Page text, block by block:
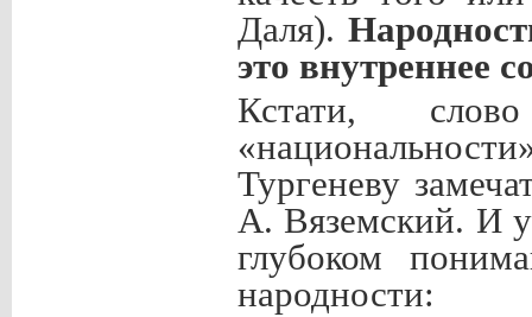
Даля).
это внутреннее
Кстати,
Тургеневу
А. Вяземский. И у
глубоком
народности: